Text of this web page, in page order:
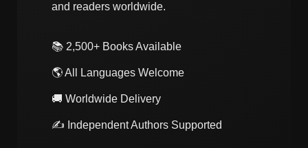
and readers worldwide.
📚 2,500+ Books Available
🌎 All Languages Welcome
🚚 Worldwide Delivery
✍️ Independent Authors Supported